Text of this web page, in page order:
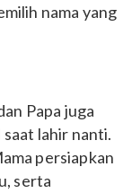
nama yang
Papa juga
lahir nanti.
persiapkan
serta